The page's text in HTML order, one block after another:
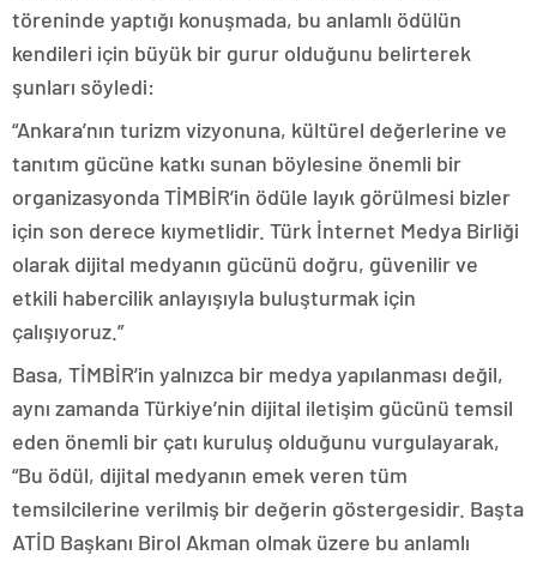
töreninde yaptığı konuşmada, bu anlamlı ödülün
kendileri için büyük bir gurur olduğunu belirterek
şunları söyledi:
“Ankara’nın turizm vizyonuna, kültürel değerlerine ve
tanıtım gücüne katkı sunan böylesine önemli bir
organizasyonda TİMBİR’in ödüle layık görülmesi bizler
için son derece kıymetlidir. Türk İnternet Medya Birliği
olarak dijital medyanın gücünü doğru, güvenilir ve
etkili habercilik anlayışıyla buluşturmak için
çalışıyoruz.”
Basa, TİMBİR’in yalnızca bir medya yapılanması değil,
aynı zamanda Türkiye’nin dijital iletişim gücünü temsil
eden önemli bir çatı kuruluş olduğunu vurgulayarak,
“Bu ödül, dijital medyanın emek veren tüm
temsilcilerine verilmiş bir değerin göstergesidir. Başta
ATİD Başkanı Birol Akman olmak üzere bu anlamlı